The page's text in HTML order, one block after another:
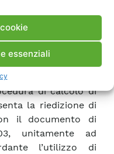
essenziali
a 12 kWf 7.
a 4 stelle di
del calore
Fra le
di calcolo di
la riedizione di
il documento di
unitamente ad
l’utilizzo di